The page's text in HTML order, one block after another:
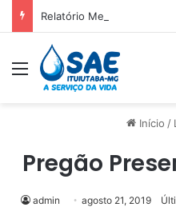
Relatório Mensal Janeiro
Menu
Início /
Pregão
admin agosto 21, 2019